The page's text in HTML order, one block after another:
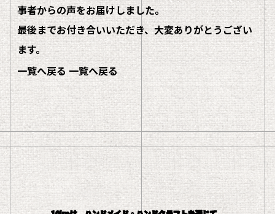
事者からの声をお届けしました。
最後までお付き合いいただき、大変ありがとうござい
ます。
一覧へ戻る 一覧へ戻る